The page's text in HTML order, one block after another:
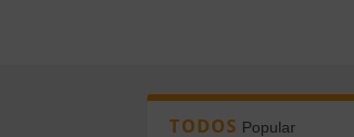
TODOS Popular